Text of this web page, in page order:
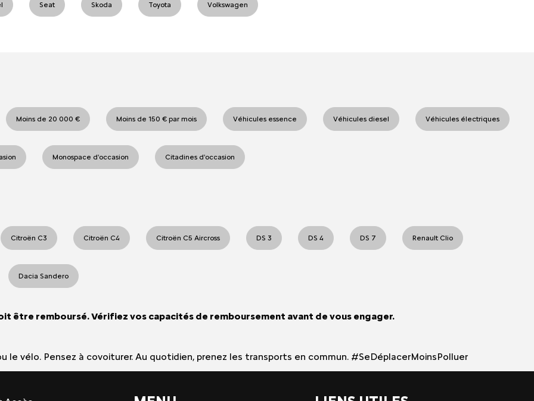
Seat Skoda Toyota Volkswagen
Moins de 20 000 € Moins de 150 € par mois Véhicules essence Véhicules diesel Véhicules électriques
Monospace d'occasion Citadines d'occasion
Citroën C3 Citroën C4 Citroën C5 Aircross DS 3 DS 4 DS 7 Renault Clio
Dacia Sandero
être remboursé. Vérifiez vos capacités de remboursement avant de vous engager.
le vélo. Pensez à covoiturer. Au quotidien, prenez les transports en commun. #SeDéplacerMoinsPolluer